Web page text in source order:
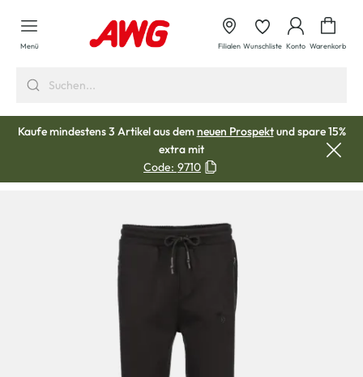
springen
Menü Filialen Wunschliste Konto Warenkorb
Kaufe mindestens 3 Artikel aus demneuen Prospektund spare 15%
extra mit
Code: 9710